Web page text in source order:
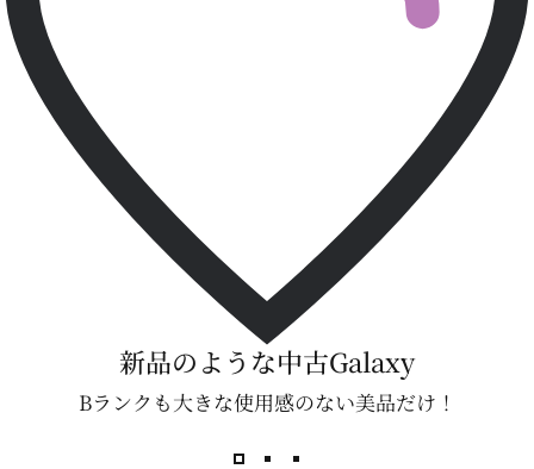
新品のような中古Galaxy
Bランクも大きな使用感のない美品だけ！